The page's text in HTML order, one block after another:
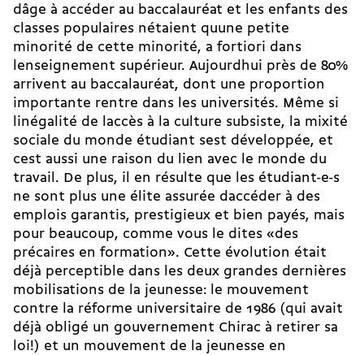
dâge à accéder au baccalauréat et les enfants des
classes populaires nétaient quune petite
minorité de cette minorité, a fortiori dans
lenseignement supérieur. Aujourdhui près de 80%
arrivent au baccalauréat, dont une proportion
importante rentre dans les universités. Même si
linégalité de laccès à la culture subsiste, la mixité
sociale du monde étudiant sest développée, et
cest aussi une raison du lien avec le monde du
travail. De plus, il en résulte que les étudiant-e-s
ne sont plus une élite assurée daccéder à des
emplois garantis, prestigieux et bien payés, mais
pour beaucoup, comme vous le dites «des
précaires en formation». Cette évolution était
déjà perceptible dans les deux grandes dernières
mobilisations de la jeunesse: le mouvement
contre la réforme universitaire de 1986 (qui avait
déjà obligé un gouvernement Chirac à retirer sa
loi!) et un mouvement de la jeunesse en